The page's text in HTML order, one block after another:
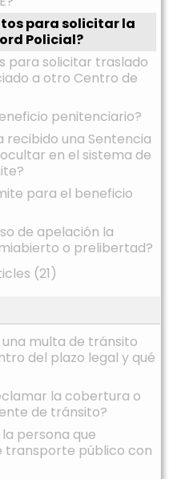
para solicitar la
Policial?
para solicitar traslado
a otro Centro de
penitenciario?
recibido una Sentencia
en el sistema de
para el beneficio
de apelación la
o prelibertad?
(21)
multa de tránsito
del plazo legal y qué
la cobertura o
de tránsito?
persona que
transporte público con